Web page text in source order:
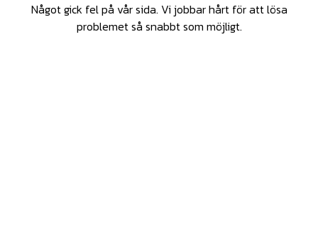
Något gick fel på vår sida. Vi jobbar hårt för att lösa
problemet så snabbt som möjligt.